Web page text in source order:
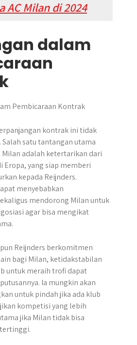
AC Milan di 2024
dalam
kontrak ini tidak
satu tantangan utama
Milan adalah ketertarikan dari
Eropa, yang siap memberi
kepada Reijnders.
menyebabkan
mendorong Milan untuk
agar bisa mengikat
Reijnders berkomitmen
bagi Milan, ketidakstabilan
untuk meraih trofi dapat
Ia mungkin akan
untuk pindah jika ada klub
kompetisi yang lebih
jika Milan tidak bisa